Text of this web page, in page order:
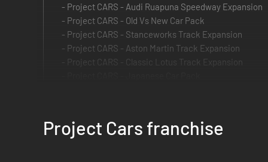
- Project CARS - Audi Ruapuna Speedway Expansion
- Project CARS - Old Vs New Car Pack
- Project CARS - Stanceworks Track Expansion
- Project CARS - Aston Martin Track Expansion
- Project CARS - Classic Lotus Track Expansion
Project Cars franchise